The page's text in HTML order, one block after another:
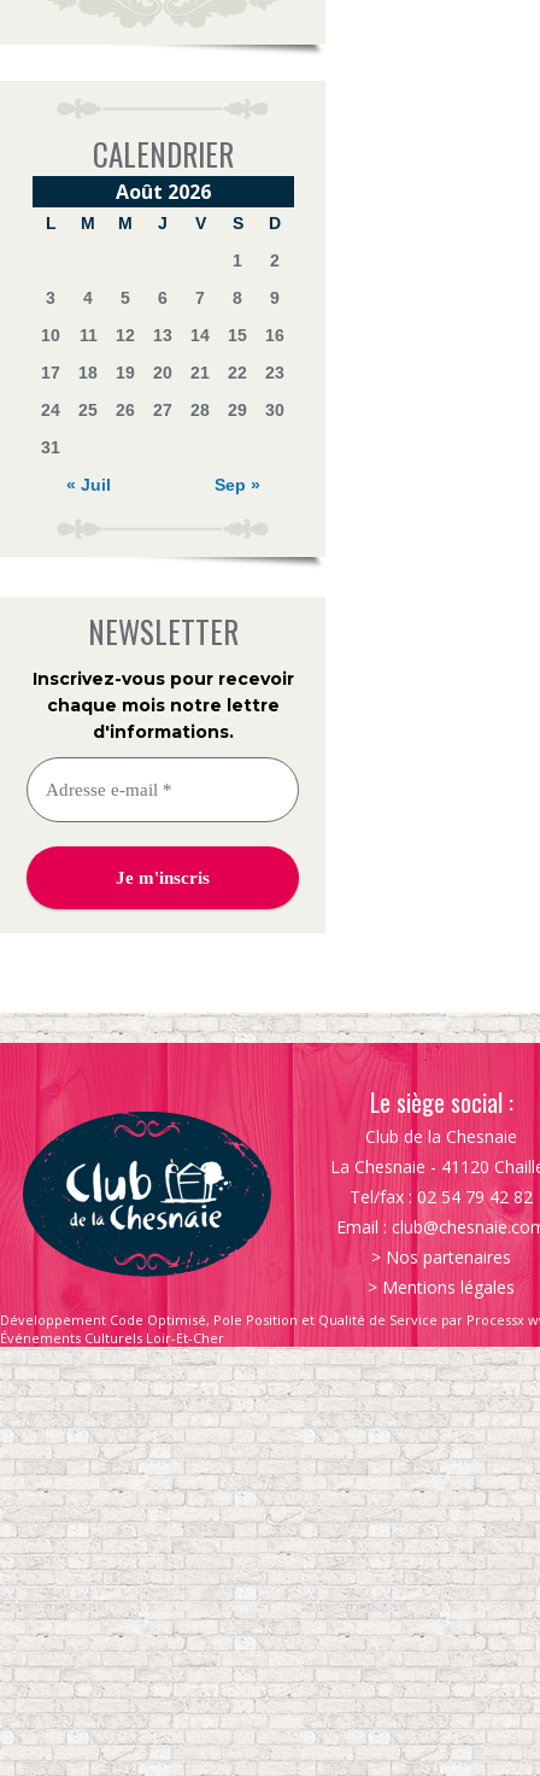
CALENDRIER
Août 2026
L M M J V S
D
1
2
3
4 5 6 7 8
9
10
11 12 13 14 15
16
17
18 19 20 21 22
23
24
25 26 27 28 29
30
31
« Juil
Sep »
NEWSLETTER
Inscrivez-vous pour recevoir
chaque mois notre lettre
d'informations.
Le siège social :
Club de la Chesnaie
La Chesnaie - 41120
Tel/fax : 02 54 79 42 82
Email :
> Nos partenaires
> Mentions légales
Développement Code Optimisé, Pole Position et Qualité de Service par Processx
Événements Culturels Loir-Et-Cher